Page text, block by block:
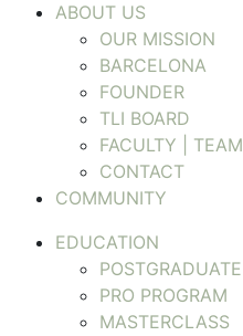
ABOUT US
OUR MISSION
BARCELONA
FOUNDER
TLI BOARD
FACULTY | TEAM
CONTACT
COMMUNITY
EDUCATION
POSTGRADUATE
PRO PROGRAM
MASTERCLASS